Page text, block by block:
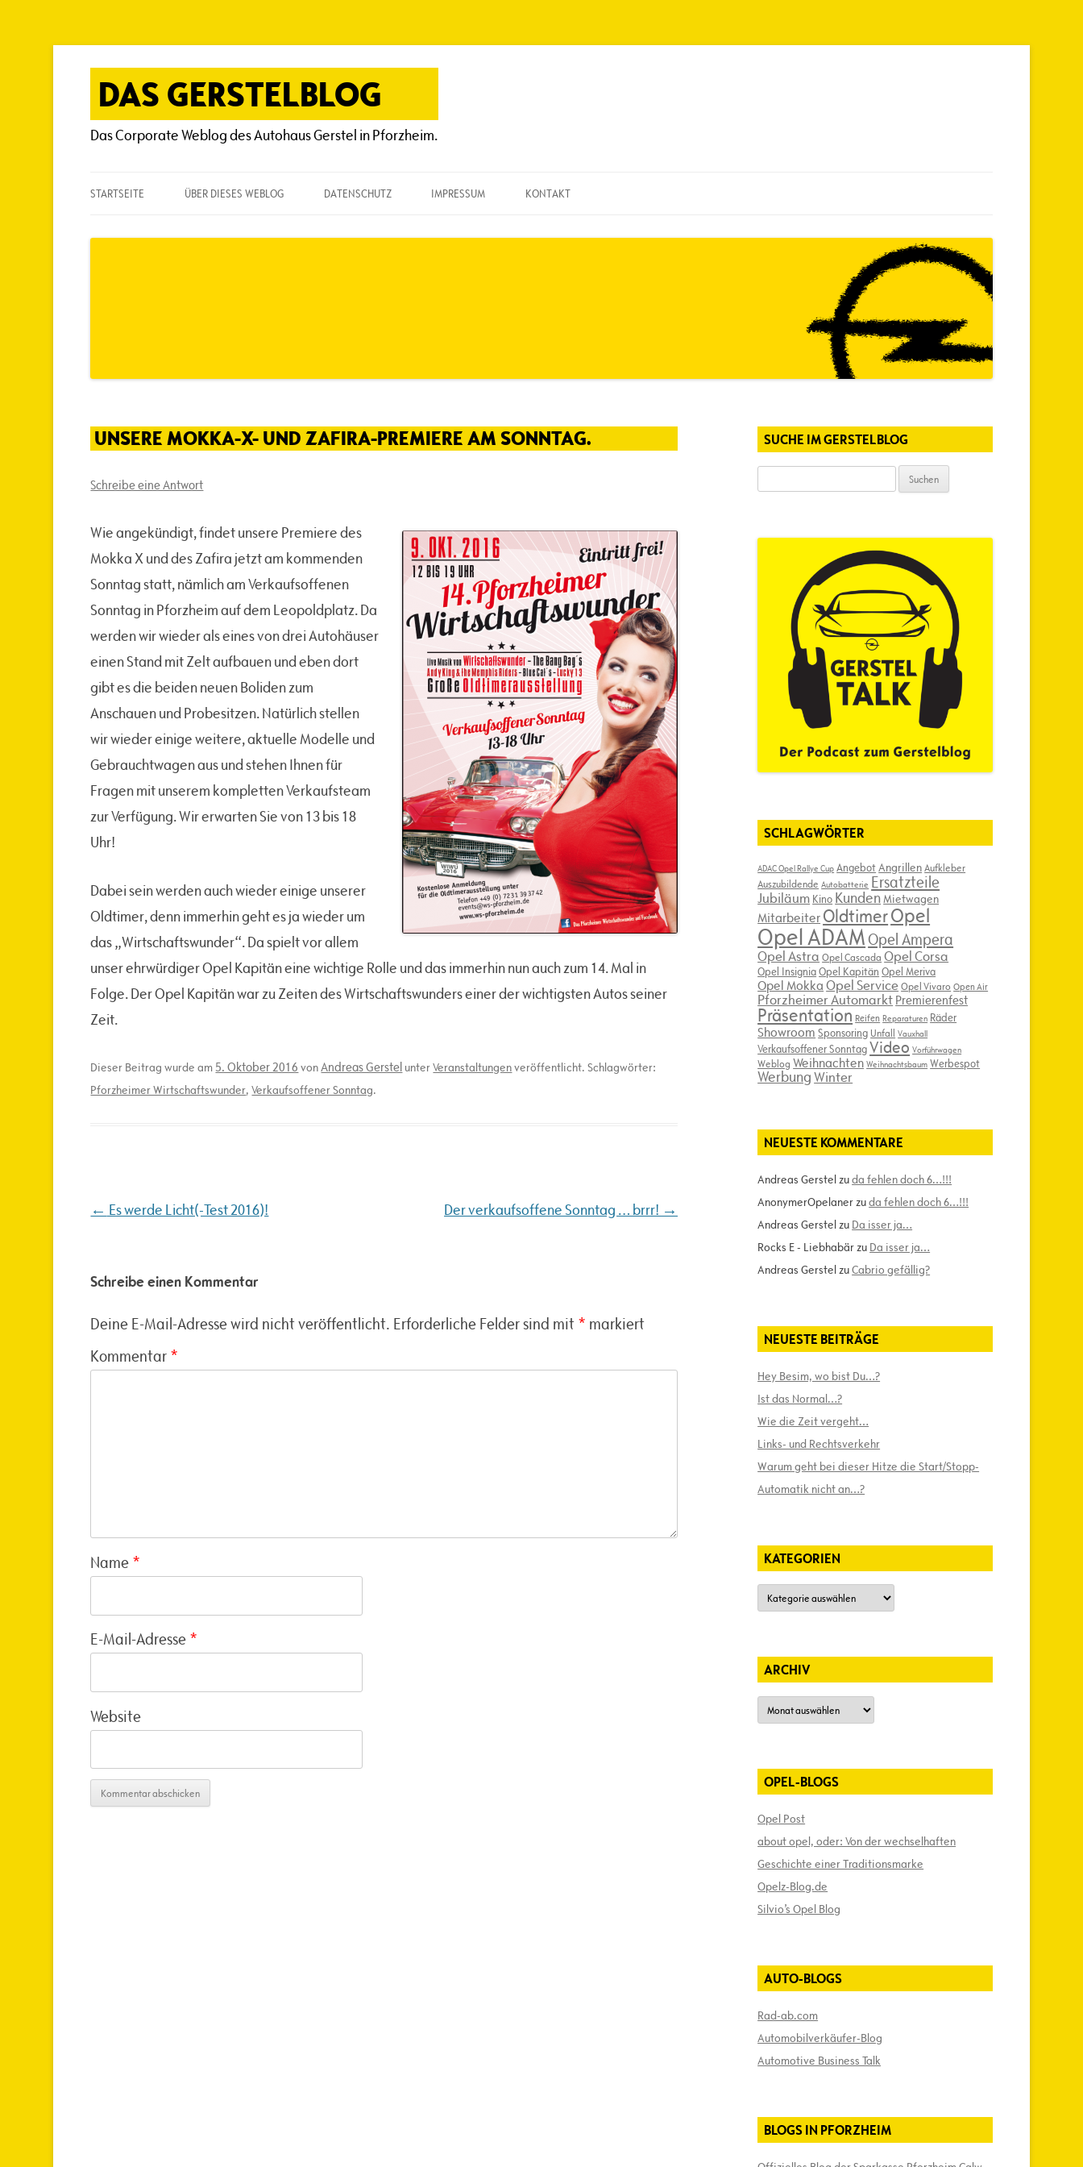
Zum
Inhalt
DAS GERSTELBLOG
Das Corporate Weblog des Autohaus Gerstel in Pforzheim.
STARTSEITE ÜBER DIESES WEBLOG DATENSCHUTZ IMPRESSUM KONTAKT
UNSERE MOKKA-X- UND ZAFIRA-PREMIERE AM SONNTAG.
Schreibe eine Antwort
Wie angekündigt, findet unsere Premiere des
Mokka X und des Zafira jetzt am kommenden
Sonntag statt, nämlich am Verkaufsoffenen
Sonntag in Pforzheim auf dem Leopoldplatz. Da
werden wir wieder als eines von drei Autohäuser
einen Stand mit Zelt aufbauen und eben dort
gibt es die beiden neuen Boliden zum
Anschauen und Probesitzen. Natürlich stellen
wir wieder einige weitere, aktuelle Modelle und
Gebrauchtwagen aus und stehen Ihnen für
Fragen mit unserem kompletten Verkaufsteam
zur Verfügung. Wir erwarten Sie von 13 bis 18
Uhr!
Dabei sein werden auch wieder einige unserer
Oldtimer, denn immerhin geht es ja wieder um
das „Wirtschaftswunder“. Da spielt vor allem
unser ehrwürdiger Opel Kapitän eine wichtige Rolle und das immerhin nun auch zum 14. Mal in
Folge. Der Opel Kapitän war zu Zeiten des Wirtschaftswunders einer der wichtigsten Autos seiner
Zeit.
Dieser Beitrag wurde am 5. Oktober 2016 vonAndreas Gerstel unterVeranstaltungenveröffentlicht. Schlagwörter:
Pforzheimer Wirtschaftswunder,Verkaufsoffener Sonntag.
Beitragsnavigation
← Es werde Licht(-Test 2016)! Der verkaufsoffene Sonntag … brrr! →
Schreibe einen Kommentar
Deine E-Mail-Adresse wird nicht veröffentlicht. Erforderliche Felder sind mit * markiert
Kommentar *
Name *
E-Mail-Adresse *
Website
SUCHE IM GERSTELBLOG
nach:
SCHLAGWÖRTER
ADAC Opel Rallye Cup AngebotAngrillenAufkleber
Auszubildende Autobatterie Ersatzteile
Jubiläum Kino Kunden Mietwagen
Mitarbeiter OldtimerOpel
Opel ADAM Opel Ampera
Opel Astra Opel Cascada Opel Corsa
Opel InsigniaOpel Kapitän Opel Meriva
Opel Mokka Opel ServiceOpel Vivaro Open Air
Pforzheimer Automarkt Premierenfest
Präsentation Reifen Reparaturen Räder
Showroom Sponsoring Unfall Vauxhall
Verkaufsoffener SonntagVideo Vorführwagen
Weblog Weihnachten Weihnachtsbaum Werbespot
WerbungWinter
NEUESTE KOMMENTARE
Andreas Gerstelzuda fehlen doch 6…!!!
AnonymerOpelanerzuda fehlen doch 6…!!!
Andreas Gerstelzu Da isser ja…
Rocks E - Liebhabärzu Da isser ja…
Andreas GerstelzuCabrio gefällig?
NEUESTE BEITRÄGE
Hey Besim, wo bist Du…?
Ist das Normal…?
Wie die Zeit vergeht…
Links- und Rechtsverkehr
Warum geht bei dieser Hitze die Start/Stopp-
Automatik nicht an…?
KATEGORIEN
Kategorien
ARCHIV
Archiv
OPEL-BLOGS
Opel Post
about opel, oder: Von der wechselhaften
Geschichte einer Traditionsmarke
Opelz-Blog.de
Silvio’s Opel Blog
AUTO-BLOGS
Rad-ab.com
Automobilverkäufer-Blog
Automotive Business Talk
BLOGS IN PFORZHEIM